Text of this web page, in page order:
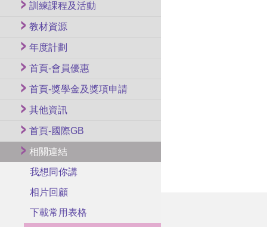
訓練課程及活動
教材資源
年度計劃
首頁-會員優惠
首頁-獎學金及獎項申請
其他資訊
首頁-國際GB
相關連結
我想同你講
相片回顧
下載常用表格